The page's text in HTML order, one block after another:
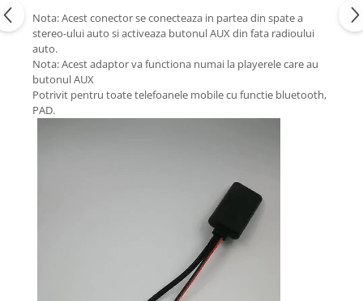
Nota: Acest conector se conecteaza in partea din spate a
stereo-ului auto si activeaza butonul AUX din fata radioului
auto.
Nota: Acest adaptor va functiona numai la playerele care au
butonul AUX
Potrivit pentru toate telefoanele mobile cu functie bluetooth,
PAD.